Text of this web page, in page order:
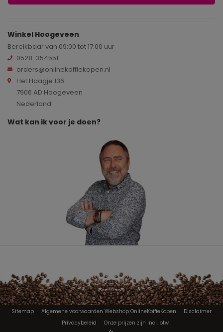
Winkel Hoogeveen
Bereikbaar van 09:00 tot 17:00 uur
0528-354551
orders@onlinekoffiekopen.nl
Het Haagje 136
7906 AD Hoogeveen
Nederland
Wat kan ik voor je doen?
Sitemap Algemene voorwaarden Webshop OnlineKoffieKopen
Disclaimer
Privacybeleid
Onze prijzen zijn incl. btw